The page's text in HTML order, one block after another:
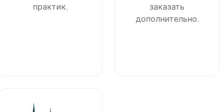
практик.
заказать
дополнительно.